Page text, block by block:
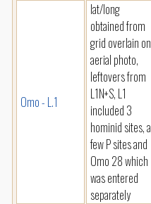
Omo - L.1
lat/long
obtained from
grid overlain on
aerial photo,
leftovers from
L1N+S, L1
included 3
hominid sites, a
few P sites and
Omo 28 which
was entered
separately